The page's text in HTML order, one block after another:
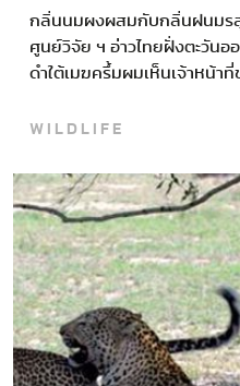
กลิ่นนมผงผสมกับกลิ่นฝนมรสุ
ศูนย์วิจัย ฯ อ่าวไทยฝั่งตะวันอ
ดำใต้เมฆครึ้มผมเห็นเจ้าหน้า
ดอน” ลูกโลมาอิรวดีกำพร้าแ
WILDLIFE